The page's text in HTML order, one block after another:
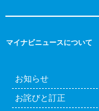
マイナビニュースについて
お知らせ
お詫びと訂正